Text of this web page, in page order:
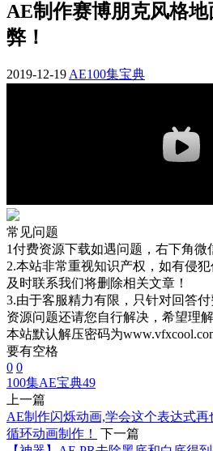
AE制作赛博朋克风格
弊！
2019-12-19 AE100集宝典
常见问题
1付费资源下载如遇问题，右下角微
2.本站非常重视知识产权，如有侵
及时联系我们将删除相关文章！
3.由于客服精力有限，只针对回答
资源问题还请您自行解决，希望理解
本站默认解压密码为
要有空格
0 0
100集AE宝典49
上一篇
AE制作闪烁动画,学会这个表达式
循环动画制作！
下一篇